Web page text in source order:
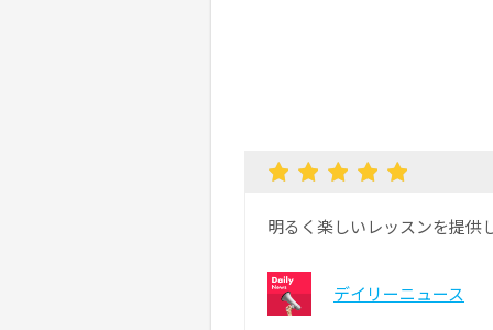
明るく楽しいレッスンを提供
デイリーニュース